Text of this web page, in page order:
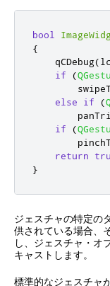
bool
{
    qCDebug
(
if
(
else
if (
if
(
return
}
ジェスチャの特定の
供されている場合、
し、ジェスチャ・オ
キャストします。
標準的なジェスチャ